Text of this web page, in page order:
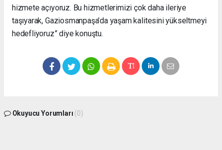
hizmete açıyoruz. Bu hizmetlerimizi çok daha ileriye
taşıyarak, Gaziosmanpaşa’da yaşam kalitesini yükseltmeyi
hedefliyoruz” diye konuştu.
Okuyucu Yorumları (0)